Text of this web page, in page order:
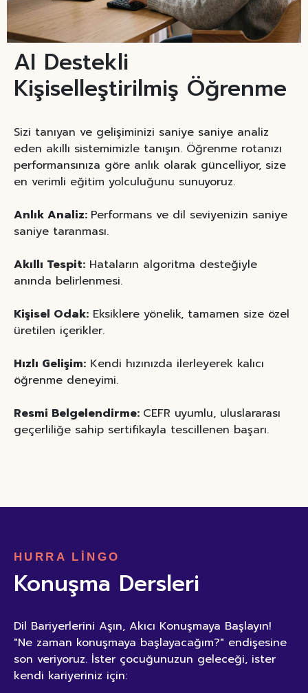
AI Destekli
Kişiselleştirilmiş Öğrenme
Sizi tanıyan ve gelişiminizi saniye saniye analiz
eden akıllı sistemimizle tanışın. Öğrenme rotanızı
performansınıza göre anlık olarak güncelliyor, size
en verimli eğitim yolculuğunu sunuyoruz.
Anlık Analiz: Performans ve dil seviyenizin saniye
saniye taranması.
Akıllı Tespit: Hataların algoritma desteğiyle
anında belirlenmesi.
Kişisel Odak: Eksiklere yönelik, tamamen size özel
üretilen içerikler.
Hızlı Gelişim: Kendi hızınızda ilerleyerek kalıcı
öğrenme deneyimi.
Resmi Belgelendirme: CEFR uyumlu, uluslararası
geçerliliğe sahip sertifikayla tescillenen başarı.
HURRA LİNGO
Konuşma Dersleri
Dil Bariyerlerini Aşın, Akıcı Konuşmaya Başlayın!
"Ne zaman konuşmaya başlayacağım?" endişesine
son veriyoruz. İster çocuğunuzun geleceği, ister
kendi kariyeriniz için: